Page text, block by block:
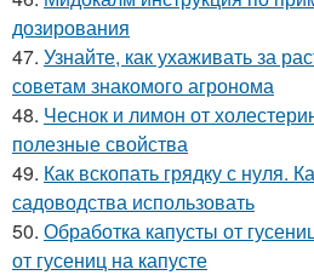
дозирования
47. Узнайте, как ухаживать за
советам знакомого агронома
48. Чеснок и лимон от
полезные свойства
49. Как вскопать грядку с нуля.
садоводства использовать
50. Обработка капусты от
от гусениц на капусте